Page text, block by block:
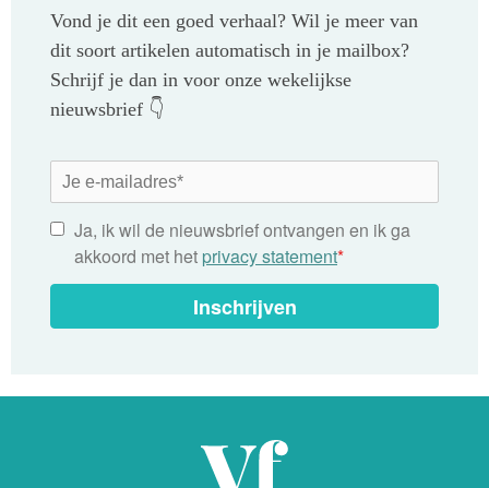
Vond je dit een goed verhaal? Wil je meer van
dit soort artikelen automatisch in je mailbox?
Schrijf je dan in voor onze wekelijkse
nieuwsbrief 👇
Ja, ik wil de nieuwsbrief ontvangen en ik ga
akkoord met het privacy statement*
Inschrijven